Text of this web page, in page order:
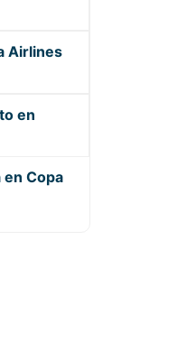
Airlines
en
Copa